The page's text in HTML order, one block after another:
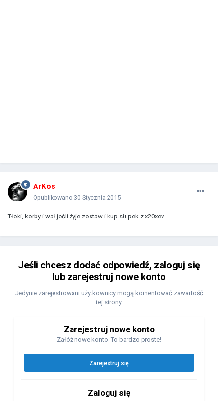
ArKos
Opublikowano 30 Stycznia 2015
Tłoki, korby i wał jeśli żyje zostaw i kup słupek z x20xev.
Jeśli chcesz dodać odpowiedź, zaloguj się
lub zarejestruj nowe konto
Jedynie zarejestrowani użytkownicy mogą komentować zawartość
tej strony.
Zarejestruj nowe konto
Załóż nowe konto. To bardzo proste!
Zarejestruj się
Zaloguj się